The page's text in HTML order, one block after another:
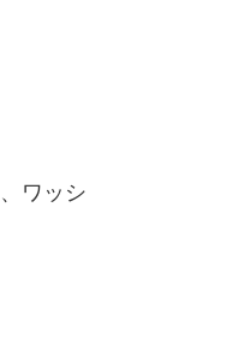
ワッシ